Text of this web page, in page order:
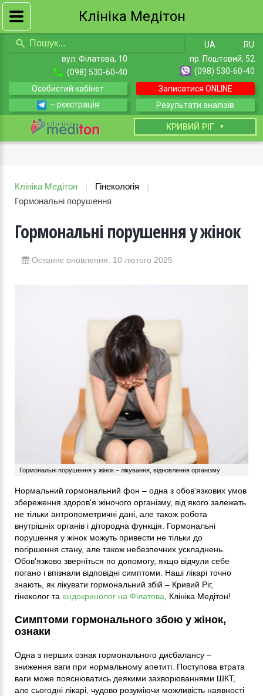
UA
RU
вул. Філатова, 10
(098) 530-60-40
пр. Поштовий, 52
(098) 530-60-40
Особистий кабінет
– рєєстрація
Записатися ONLINE
Результати аналізів
КРИВИЙ РІГ
Клініка Медітон | Гінекологія
|
Гормональні порушення
Гормональні порушення у жінок
Останнє оновлення: 10 лютого 2025
Гормональні порушення у жінок – лікування, відновлення організму
Нормальний гормональний фон – одна з обов'язкових умов
збереження здоров'я жіночого організму, від якого залежать
не тільки антропометричні дані, але також робота
внутрішніх органів і дітородна функція. Гормональні
порушення у жінок можуть привести не тільки до
погіршення стану, але також небезпечних ускладнень.
Обов'язково зверніться по допомогу, якщо відчули себе
погано і впізнали відповідні симптоми. Наші лікарі точно
знають, як лікувати гормональний збій – Кривий Ріг,
гінеколог та ендокринолог на Філатова, Клініка Медітон!
Симптоми гормонального збою у жінок,
ознаки
Одна з перших ознак гормонального дисбалансу –
зниження ваги при нормальному апетиті. Поступова втрата
ваги може пояснюватись деякими захворюваннями ШКТ,
але сьогодні лікарі, чудово розуміючи можливість наявності
Клініка Медітон